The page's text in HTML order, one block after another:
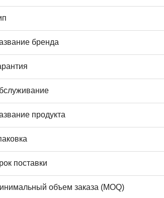
бренда
продукта
поставки
объем заказа (MOQ)